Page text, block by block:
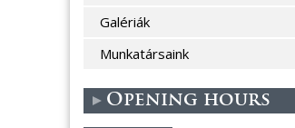
Galériák
Munkatársaink
Opening hours